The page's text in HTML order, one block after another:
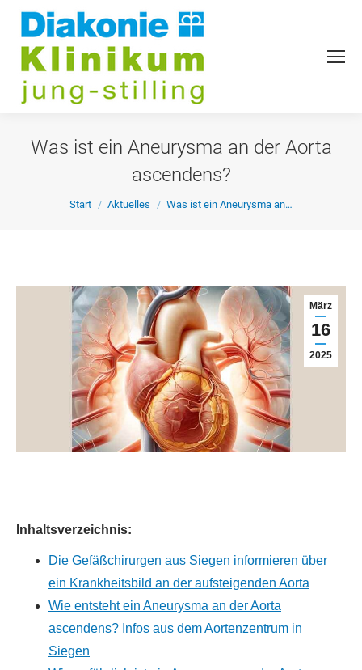
Was ist ein Aneurysma an der Aorta
ascendens?
Sie befinden sich hier:
Start Aktuelles Was ist ein Aneurysma an…
März
16
2025
Inhaltsverzeichnis:
Die Gefäßchirurgen aus Siegen informieren über
ein Krankheitsbild an der aufsteigenden Aorta
Wie entsteht ein Aneurysma an der Aorta
ascendens? Infos aus dem Aortenzentrum in
Siegen